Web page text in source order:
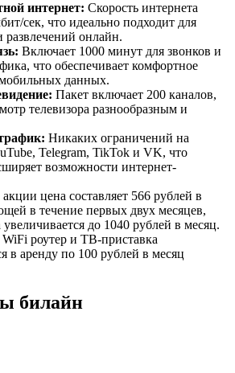
интернет: Скорость интернета
сек, что идеально подходит для
развлечений онлайн.
Включает 1000 минут для звонков и
что обеспечивает комфортное
данных.
Пакет включает 200 каналов,
телевизора разнообразным и
Никаких ограничений на
Telegram, TikTok и VK, что
возможности интернет-
цена составляет 566 рублей в
в течение первых двух месяцев,
увеличивается до 1040 рублей в месяц.
WiFi роутер и ТВ-приставка
в аренду по 100 рублей в месяц
билайн